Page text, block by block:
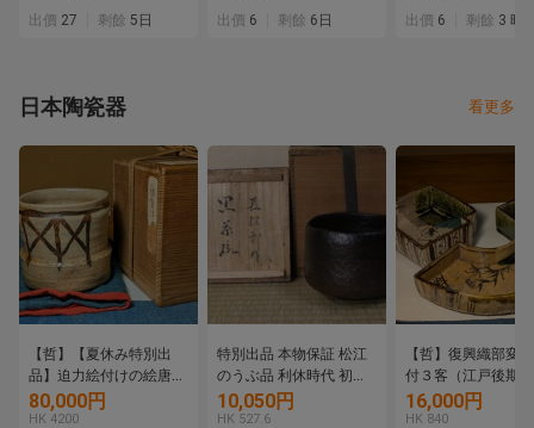
TOPSECRET GT-R
出價 27 剩餘 5日 出價 6 剩餘 6日 出價 6 剩餘 3 時
日本陶瓷器 看更多
【哲】【夏休み特別出
品】迫力絵付けの絵唐津
筒茶碗（伝世・桃山時
代）
80,000円
HK 4200
特別出品 本物保証 松江
のうぶ品 利休時代 初代
楽吉左衛門 長次郎作 黒
茶碗 九代了入極め 極め
10,050円
HK 527.6
【哲】復興織部変
付３客（江戸後期）
16,000円
HK 840